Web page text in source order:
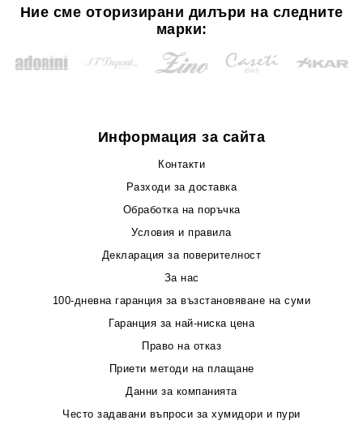
Ние сме оторизирани дилъри на следните
марки:
Информация за сайта
Контакти
Разходи за доставка
Обработка на поръчка
Условия и правила
Декларация за поверителност
За нас
100-дневна гаранция за възстановяване на суми
Гаранция за най-ниска цена
Право на отказ
Приети методи на плащане
Данни за компанията
Често задавани въпроси за хумидори и пури